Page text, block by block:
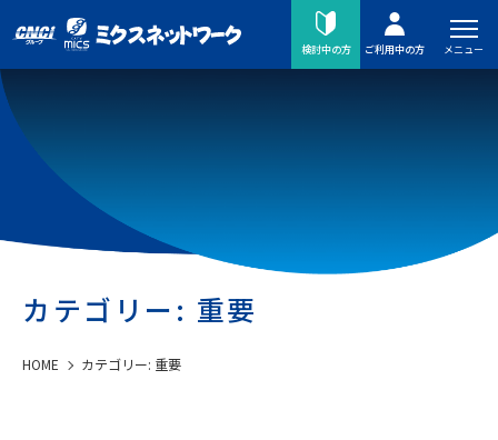
検討中の方 ご利用中の方 メニュー
カテゴリー: 重要
HOME カテゴリー: 重要